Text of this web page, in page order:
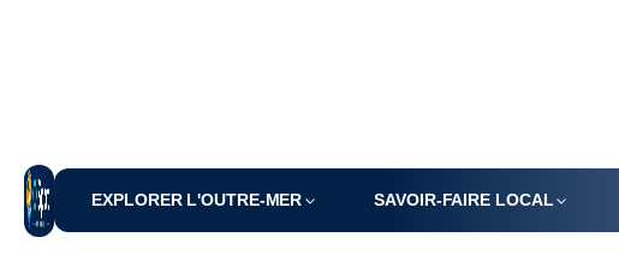
EXPLORER L'OUTRE-MER SAVOIR-FAIRE LOCAL